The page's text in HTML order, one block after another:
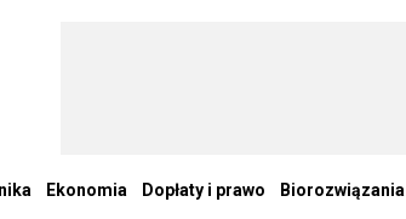
Ekonomia Dopłaty i prawo Biorozwiązania